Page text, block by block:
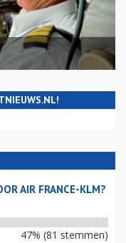
AIR FRANCE-KLM?
47% (81 stemmen)